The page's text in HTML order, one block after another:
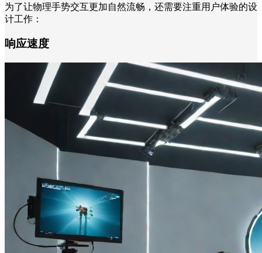
为了让物理手势交互更加自然流畅，还需要注重用户体验的设
计工作：
响应速度